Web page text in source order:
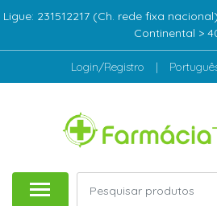
Ligue: 231512217 (Ch. rede fixa
Continental >
Login/Registro |